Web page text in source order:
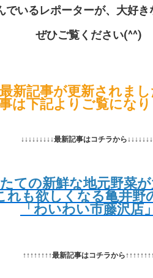
でいるレポーターが、大好き
ぜひご覧ください(^^)
最新記事が更新されまし
は下記よりご覧になり
↓↓↓↓↓↓↓↓↓最新記事はコチラから
ての新鮮な地元野菜が
れも欲しくなる亀井野
「わいわい市藤沢店」
↑↑↑↑↑↑↑↑最新記事はコチラから